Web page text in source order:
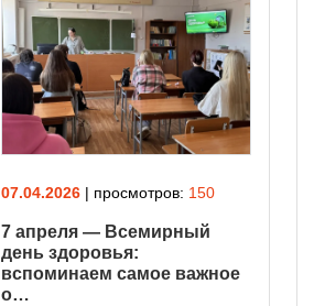
07.04.2026 | просмотров: 150
7 апреля — Всемирный
день здоровья:
вспоминаем самое важное
о…